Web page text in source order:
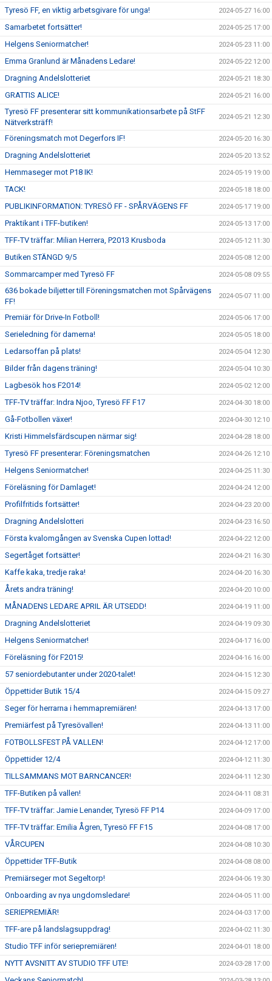
Tyresö FF, en viktig arbetsgivare för unga! 2024-05-27 16:00
Samarbetet fortsätter! 2024-05-25 17:00
Helgens Seniormatcher! 2024-05-23 11:00
Emma Granlund är Månadens Ledare! 2024-05-22 12:00
Dragning Andelslotteriet 2024-05-21 18:30
GRATTIS ALICE! 2024-05-21 16:00
Tyresö FF presenterar sitt kommunikationsarbete på StFF
Nätverksträff!
2024-05-21 12:30
Föreningsmatch mot Degerfors IF! 2024-05-20 16:30
Dragning Andelslotteriet 2024-05-20 13:52
Hemmaseger mot P18 IK! 2024-05-19 19:00
TACK! 2024-05-18 18:00
PUBLIKINFORMATION: TYRESÖ FF - SPÅRVÄGENS FF 2024-05-17 19:00
Praktikant i TFF-butiken! 2024-05-13 17:00
TFF-TV träffar: Milian Herrera, P2013 Krusboda 2024-05-12 11:30
Butiken STÄNGD 9/5 2024-05-08 12:00
Sommarcamper med Tyresö FF 2024-05-08 09:55
636 bokade biljetter till Föreningsmatchen mot Spårvägens
FF!
2024-05-07 11:00
Premiär för Drive-In Fotboll! 2024-05-06 17:00
Serieledning för damerna! 2024-05-05 18:00
Ledarsoffan på plats! 2024-05-04 12:30
Bilder från dagens träning! 2024-05-04 10:30
Lagbesök hos F2014! 2024-05-02 12:00
TFF-TV träffar: Indra Njoo, Tyresö FF F17 2024-04-30 18:00
Gå-Fotbollen växer! 2024-04-30 12:10
Kristi Himmelsfärdscupen närmar sig! 2024-04-28 18:00
Tyresö FF presenterar: Föreningsmatchen 2024-04-26 12:10
Helgens Seniormatcher! 2024-04-25 11:30
Föreläsning för Damlaget! 2024-04-24 12:00
Profilfritids fortsätter! 2024-04-23 20:00
Dragning Andelslotteri 2024-04-23 16:50
Första kvalomgången av Svenska Cupen lottad! 2024-04-22 12:00
Segertåget fortsätter! 2024-04-21 16:30
Kaffe kaka, tredje raka! 2024-04-20 16:30
Årets andra träning! 2024-04-20 10:00
MÅNADENS LEDARE APRIL ÄR UTSEDD! 2024-04-19 11:00
Dragning Andelslotteriet 2024-04-19 09:30
Helgens Seniormatcher! 2024-04-17 16:00
Föreläsning för F2015! 2024-04-16 16:00
57 seniordebutanter under 2020-talet! 2024-04-15 12:30
Öppettider Butik 15/4 2024-04-15 09:27
Seger för herrarna i hemmapremiären! 2024-04-13 17:00
Premiärfest på Tyresövallen! 2024-04-13 11:00
FOTBOLLSFEST PÅ VALLEN! 2024-04-12 17:00
Öppettider 12/4 2024-04-12 11:30
TILLSAMMANS MOT BARNCANCER! 2024-04-11 12:30
TFF-Butiken på vallen! 2024-04-11 08:31
TFF-TV träffar: Jamie Lenander, Tyresö FF P14 2024-04-09 17:00
TFF-TV träffar: Emilia Ågren, Tyresö FF F15 2024-04-08 17:00
VÅRCUPEN 2024-04-08 10:30
Öppettider TFF-Butik 2024-04-08 08:00
Premiärseger mot Segeltorp! 2024-04-06 19:30
Onboarding av nya ungdomsledare! 2024-04-05 11:00
SERIEPREMIÄR! 2024-04-03 17:00
TFF-are på landslagsuppdrag! 2024-04-02 11:30
Studio TFF inför seriepremiären! 2024-04-01 18:00
NYTT AVSNITT AV STUDIO TFF UTE! 2024-03-28 17:00